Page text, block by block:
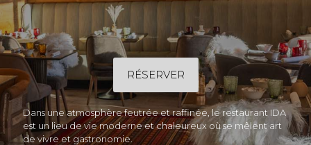
RÉSERVER
Dans une atmosphère feutrée et raffinée, le restaurant IDA
est un lieu de vie moderne et chaleureux où se mêlent art
de vivre et gastronomie.